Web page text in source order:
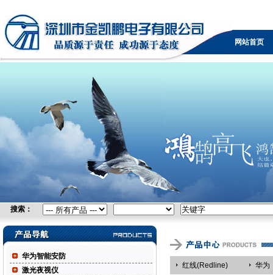
无线网桥，广电设备，可视电话，防火墙，KVM，负载
均衡，IPTV，视频采集卡，自由空间光通信，控制台服
务器
网站首页
搜索：
华为智能安防
激光夜视仪
红线(Redline) 华为